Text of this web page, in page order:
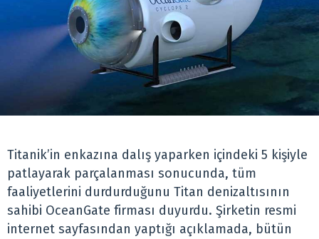
Titanik’in enkazına dalış yaparken içindeki 5 kişiyle
patlayarak parçalanması sonucunda, tüm
faaliyetlerini durdurduğunu Titan denizaltısının
sahibi OceanGate firması duyurdu. Şirketin resmi
internet sayfasından yaptığı açıklamada, bütün